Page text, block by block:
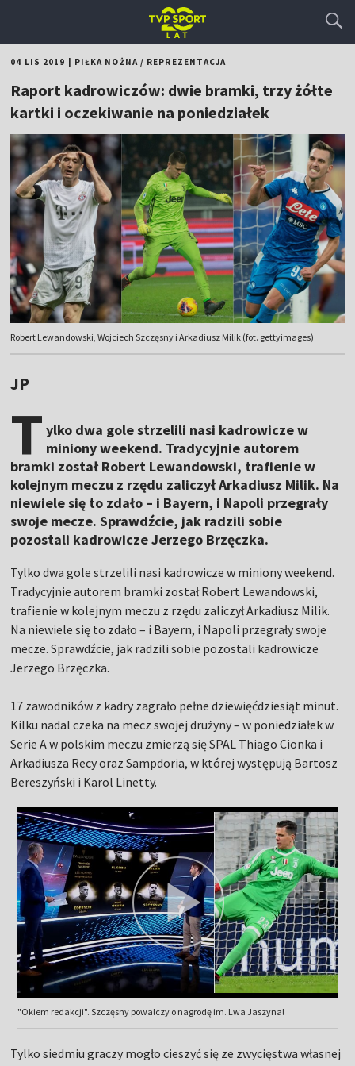
04 LIS 2019 PIŁKA NOŻNA/ REPREZENTACJA
Raport kadrowiczów: dwie bramki, trzy żółte
kartki i oczekiwanie na poniedziałek
Robert Lewandowski, Wojciech Szczęsny i Arkadiusz Milik (fot. gettyimages)
JP
T ylko dwa gole strzelili nasi kadrowicze w
miniony weekend. Tradycyjnie autorem
bramki został Robert Lewandowski, trafienie w
kolejnym meczu z rzędu zaliczył Arkadiusz Milik. Na
niewiele się to zdało – i Bayern, i Napoli przegrały
swoje mecze. Sprawdźcie, jak radzili sobie
pozostali kadrowicze Jerzego Brzęczka.
Tylko dwa gole strzelili nasi kadrowicze w miniony weekend.
Tradycyjnie autorem bramki został Robert Lewandowski,
trafienie w kolejnym meczu z rzędu zaliczył Arkadiusz Milik.
Na niewiele się to zdało – i Bayern, i Napoli przegrały swoje
mecze. Sprawdźcie, jak radzili sobie pozostali kadrowicze
Jerzego Brzęczka.
17 zawodników z kadry zagrało pełne dziewięćdziesiąt minut.
Kilku nadal czeka na mecz swojej drużyny – w poniedziałek w
Serie A w polskim meczu zmierzą się SPAL Thiago Cionka i
Arkadiusza Recy oraz Sampdoria, w której występują Bartosz
Bereszyński i Karol Linetty.
"Okiem redakcji". Szczęsny powalczy o nagrodę im. Lwa Jaszyna!
Tylko siedmiu graczy mogło cieszyć się ze zwycięstwa własnej